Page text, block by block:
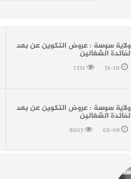
ولاية سوسة : عروض التكوين عن بعد
لفائدة الشغالين
ولاية سوسة : عروض التكوين عن بعد
لفائدة الشغالين